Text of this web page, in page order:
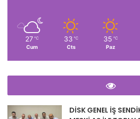
27 ℃
Cum
33 ℃
Cts
35 ℃
Paz
DİSK GENEL İŞ